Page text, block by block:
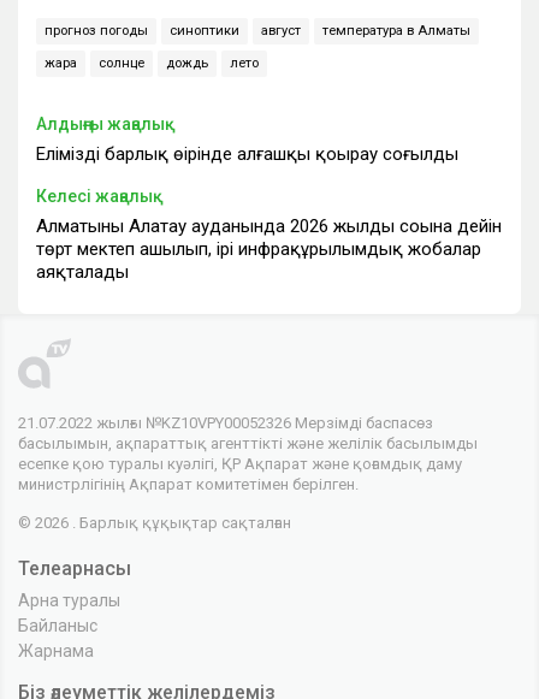
прогноз погоды синоптики август температура в Алматы
жара солнце дождь лето
Алдыңғы жаңалық
Еліміздің барлық өңірінде алғашқы қоңырау соғылды
Келесі жаңалық
Алматының Алатау ауданында 2026 жылдың соңына дейін
төрт мектеп ашылып, ірі инфрақұрылымдық жобалар
аяқталады
21.07.2022 жылғы №KZ10VPY00052326 Мерзімді баспасөз
басылымын, ақпараттық агенттікті және желілік басылымды
есепке қою туралы куәлігі, ҚР Ақпарат және қоғамдық даму
министрлігінің Ақпарат комитетімен берілген.
© 2026 . Барлық құқықтар сақталған
Телеарнасы
Арна туралы
Байланыс
Жарнама
Біз әлеуметтік желілердеміз